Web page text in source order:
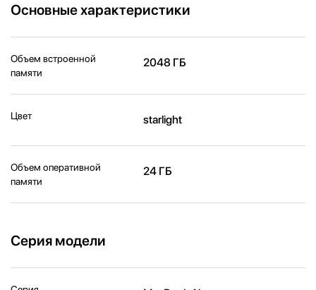
Основные характеристики
Объем встроенной
памяти
2048 ГБ
Цвет starlight
Объем оперативной
памяти
24 ГБ
Серия модели